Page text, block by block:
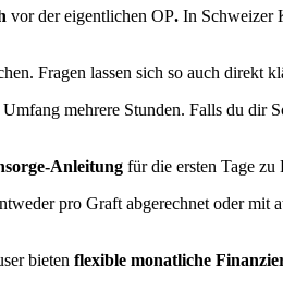
vor der eigentlichen OP. In Schweizer
Fragen lassen sich so auch direkt
mehrere Stunden. Falls du dir
Anleitung für die ersten Tage zu
pro Graft abgerechnet oder mit
bieten flexible monatliche